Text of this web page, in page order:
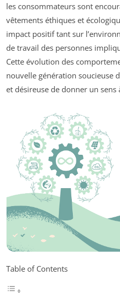
les consommateurs sont
vêtements éthiques et
impact positif tant sur
de travail des personnes
Cette évolution des
nouvelle génération soucieuse
et désireuse de donner un sens
Table of Contents